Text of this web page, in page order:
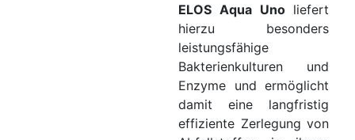
ELOS Aqua Uno liefert
hierzu besonders
leistungsfähige
Bakterienkulturen und
Enzyme und ermöglicht
damit eine langfristig
effiziente Zerlegung von